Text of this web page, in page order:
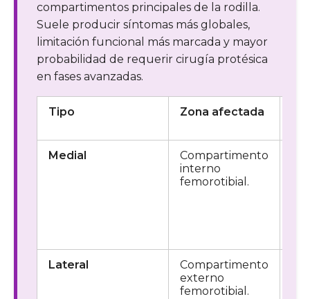
compartimentos principales de la rodilla.
Suele producir síntomas más globales,
limitación funcional más marcada y mayor
probabilidad de requerir cirugía protésica
en fases avanzadas.
Tipo Zona afectada
Medial
Compartimento
interno
femorotibial.
Lateral
Compartimento
externo
femorotibial.